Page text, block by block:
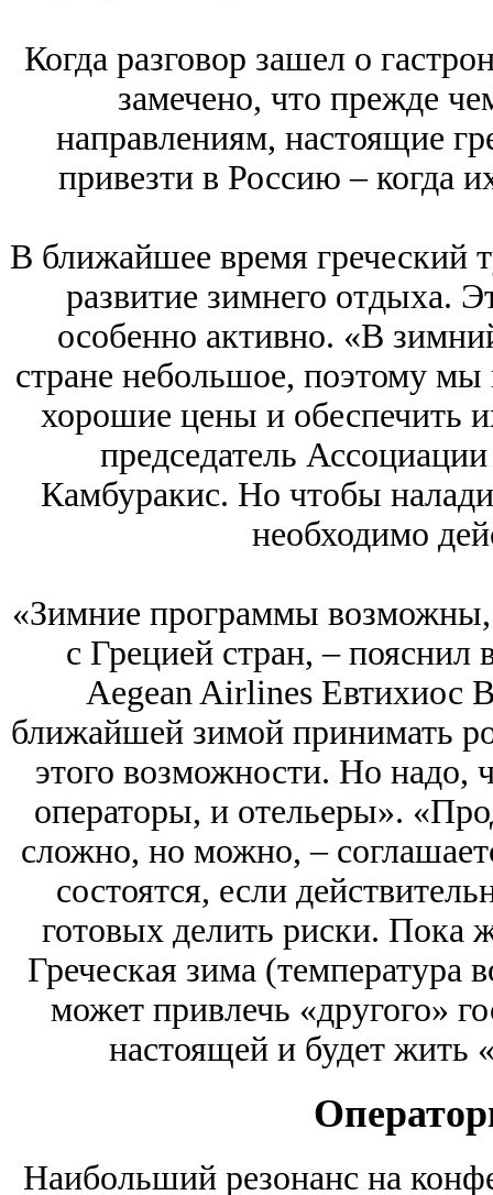
Когда разговор зашел о
замечено, что прежде
направлениям, настоящие
привезти в Россию – когда
В ближайшее время греческий
развитие зимнего отдыха.
особенно активно. «В
стране небольшое, поэтому
хорошие цены и обеспечить
председатель
Камбуракис. Но чтобы
необходимо
«Зимние программы возможны,
с Грецией стран, – пояснил
Aegean Airlines Евтихиос
ближайшей зимой принимать
этого возможности. Но надо,
операторы, и отельеры».
сложно, но можно, –
состоятся, если
готовых делить риски. Пока
Греческая зима (температура
может привлечь «другого»
настоящей и будет жить
Наибольший резонанс на